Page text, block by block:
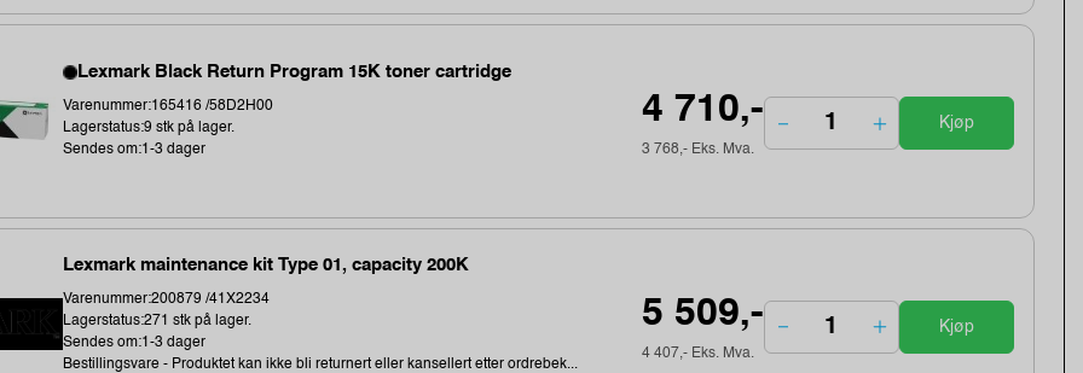
Lexmark Black Return Program 15K toner cartridge
Varenummer:165416 /58D2H00
Lagerstatus:9 stk på lager.
Sendes om:1-3 dager
4 710,-
3 768,- Eks. Mva.
Kjøp
Lexmark maintenance kit Type 01, capacity 200K
Varenummer:200879 /41X2234
Lagerstatus:271 stk på lager.
Sendes om:1-3 dager
Bestillingsvare - Produktet kan ikke bli returnert eller kansellert etter ordrebek...
5 509,-
4 407,- Eks. Mva.
Kjøp